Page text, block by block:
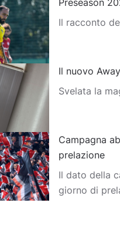
Il racconto
Il nuovo
Svelata la
Campagna
prelazione
Il dato della
giorno di